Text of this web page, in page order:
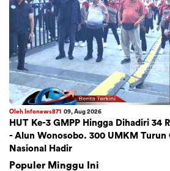
Oleh Infonews871 09, Aug 2026
HUT Ke-3 GMPP Hingga Dihadiri 34
- Alun Wonosobo. 300 UMKM Turun
Nasional Hadir
Populer Minggu Ini